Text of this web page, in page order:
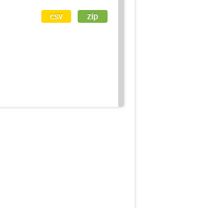
csv zip